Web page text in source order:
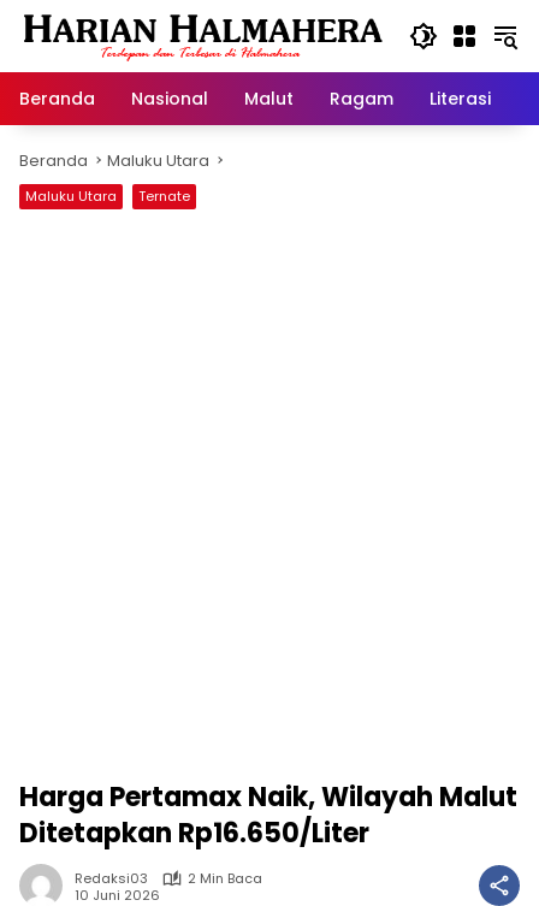
Langsung
Beranda
Nasional Malut Ragam Literasi
Beranda Maluku Utara
Maluku Utara Ternate
Harga Pertamax Naik, Wilayah Malut
Ditetapkan Rp16.650/Liter
Redaksi03
2 Min Baca
10 Juni 2026